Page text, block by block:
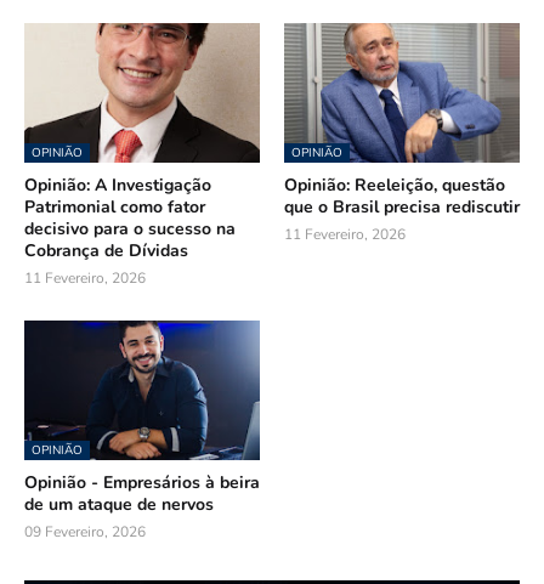
OPINIÃO
Opinião: A Investigação
Patrimonial como fator
decisivo para o sucesso na
Cobrança de Dívidas
11 Fevereiro, 2026
OPINIÃO
Opinião: Reeleição, questão
que o Brasil precisa rediscutir
11 Fevereiro, 2026
OPINIÃO
Opinião - Empresários à beira
de um ataque de nervos
09 Fevereiro, 2026